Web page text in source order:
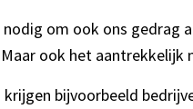
om ook ons gedrag
ook het
krijgen bijvoorbeeld